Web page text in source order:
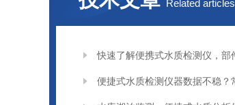
Related articles